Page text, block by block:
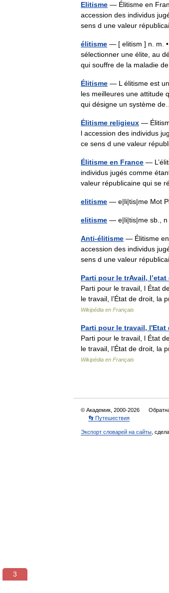
Elitisme — Élitisme en
accession des individus
sens d une valeur
élitisme — [ elitism ] n. m.
sélectionner une élite, au
qui souffre de la maladie
Élitisme — L élitisme est
les meilleures une attitude
qui désigne un système
Élitisme religieux —
l accession des individus
ce sens d une valeur
Élitisme en France —
individus jugés comme
valeur républicaine qui
elitisme — e|li|tis|me Mot
elitisme — e|li|tis|me sb.,
Anti-élitisme — Élitisme en
accession des individus
sens d une valeur
Parti pour le trAvail,
Parti pour le travail, l État
le travail, l’État de droit, la
Wikipédia en Français
Parti pour le travail,
Parti pour le travail, l État
le travail, l’État de droit, la
Wikipédia en Français
© Академик, 2000-2026
👣 Путешествия
Экспорт словарей на сайты ,
3